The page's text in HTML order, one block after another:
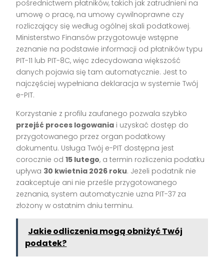
pośrednictwem płatników, takich jak zatrudnieni na
umowę o pracę, na umowy cywilnoprawne czy
rozliczający się według ogólnej skali podatkowej.
Ministerstwo Finansów przygotowuje wstępne
zeznanie na podstawie informacji od płatników typu
PIT-11 lub PIT-8C, więc zdecydowana większość
danych pojawia się tam automatycznie. Jest to
najczęściej wypełniana deklaracja w systemie Twój
e-PIT.
Korzystanie z profilu zaufanego pozwala szybko
przejść proces logowania i uzyskać dostęp do
przygotowanego przez organ podatkowy
dokumentu. Usługa Twój e-PIT dostępna jest
corocznie od15 lutego, a termin rozliczenia podatku
upływa 30 kwietnia 2026 roku. Jeżeli podatnik nie
zaakceptuje ani nie prześle przygotowanego
zeznania, system automatycznie uzna PIT-37 za
złożony w ostatnim dniu terminu.
Jakie odliczenia mogą obniżyć Twój
podatek?